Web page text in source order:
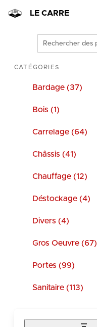
LE CARRE
Rechercher
des
produits
CATÉGORIES
Bardage (37)
Bois (1)
Carrelage (64)
Châssis (41)
Chauffage (12)
Déstockage (4)
Divers (4)
Gros Oeuvre (67)
Portes (99)
Sanitaire (113)